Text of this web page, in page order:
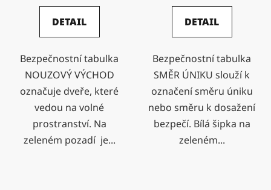
DETAIL
Bezpečnostní tabulka
NOUZOVÝ VÝCHOD
označuje dveře, které
vedou na volné
prostranství. Na
zeleném pozadí je...
DETAIL
Bezpečnostní tabulka
SMĚR ÚNIKU slouží k
označení směru úniku
nebo směru k dosažení
bezpečí. Bílá šipka na
zeleném...